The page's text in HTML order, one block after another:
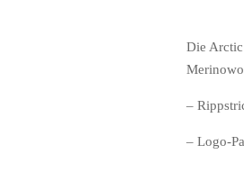
Die
–
– Logo-